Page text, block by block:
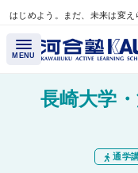
はじめよう。まだ、未来は変え
メインコンテンツへスキ
MENU
講座トップページ
長崎大学
通学